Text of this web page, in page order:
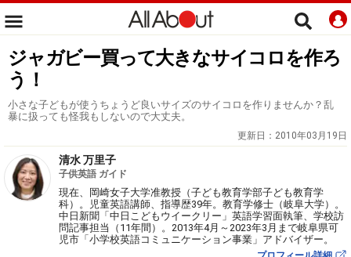
ジャガビー買って大きなサイコロを作ろ
う！
小さな子どもが使うちょうど良いサイズのサイコロを作りませんか？乱
暴に扱っても怪我もしないので大丈夫。
更新日： 2010年03月19日
清水 万里子
子供英語 ガイド
現在、岡崎女子大学准教授（子ども教育学部子ども教育学
科）。児童英語講師、指導歴39年。教育学修士（岐阜大学）。
中日新聞「中日こどもウイークリー」英語学習面執筆、学校訪
問記事担当（11年間）。2013年4月～2023年3月まで岐阜県可
児市「小学校英語コミュニケーション事業」アドバイザー。